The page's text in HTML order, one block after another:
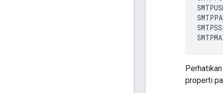
properti